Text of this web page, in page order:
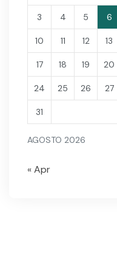
AGOSTO 2026
3 4 5 6
10 11 12 13
17 18 19 20
24 25 26 27
31
« Apr